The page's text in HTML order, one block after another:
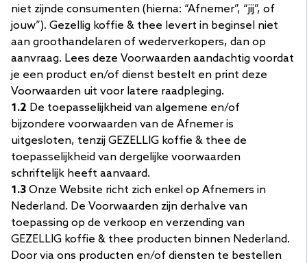
niet zijnde consumenten (hierna: “Afnemer”, “jij”, of
jouw”). Gezellig koffie & thee levert in beginsel niet
aan groothandelaren of wederverkopers, dan op
aanvraag. Lees deze Voorwaarden aandachtig voordat
je een product en/of dienst bestelt en print deze
Voorwaarden uit voor latere raadpleging.
1.2 De toepasselijkheid van algemene en/of
bijzondere voorwaarden van de Afnemer is
uitgesloten, tenzij GEZELLIG koffie & thee de
toepasselijkheid van dergelijke voorwaarden
schriftelijk heeft aanvaard.
1.3 Onze Website richt zich enkel op Afnemers in
Nederland. De Voorwaarden zijn derhalve van
toepassing op de verkoop en verzending van
GEZELLIG koffie & thee producten binnen Nederland.
Door via ons producten en/of diensten te bestellen